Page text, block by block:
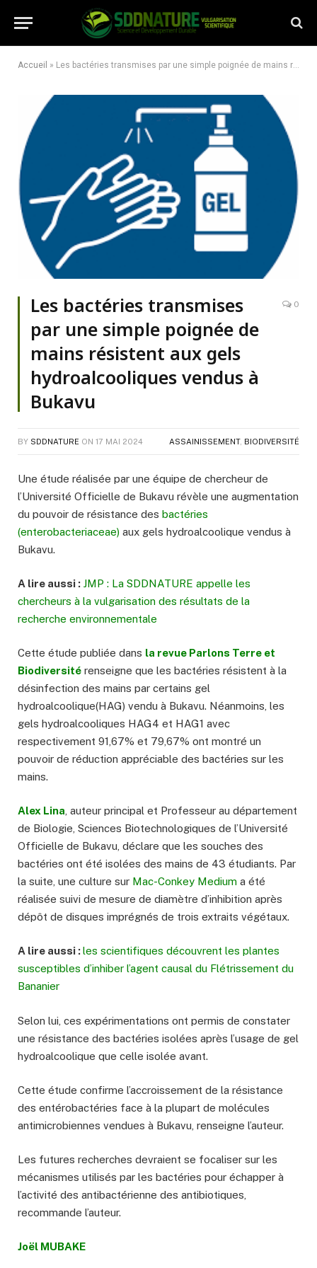
Accueil » Les bactéries transmises par une simple poignée de mains résistent aux gels hydroalcooliques vendus à Bukavu
Les bactéries transmises
par une simple poignée de
mains résistent aux gels
hydroalcooliques vendus à
Bukavu
0
BY SDDNATURE ON 17 MAI 2024 ASSAINISSEMENT, BIODIVERSITÉ
Une étude réalisée par une équipe de chercheur de
l’Université Officielle de Bukavu révèle une augmentation
du pouvoir de résistance des bactéries
(enterobacteriaceae) aux gels hydroalcoolique vendus à
Bukavu.
A lire aussi : JMP : La SDDNATURE appelle les
chercheurs à la vulgarisation des résultats de la
recherche environnementale
Cette étude publiée dans la revue Parlons Terre et
Biodiversité renseigne que les bactéries résistent à la
désinfection des mains par certains gel
hydroalcoolique(HAG) vendu à Bukavu. Néanmoins, les
gels hydroalcooliques HAG4 et HAG1 avec
respectivement 91,67% et 79,67% ont montré un
pouvoir de réduction appréciable des bactéries sur les
mains.
Alex Lina , auteur principal et Professeur au département
de Biologie, Sciences Biotechnologiques de l’Université
Officielle de Bukavu, déclare que les souches des
bactéries ont été isolées des mains de 43 étudiants. Par
la suite, une culture sur Mac-Conkey Medium a été
réalisée suivi de mesure de diamètre d’inhibition après
dépôt de disques imprégnés de trois extraits végétaux.
A lire aussi :les scientifiques découvrent les plantes
susceptibles d’inhiber l’agent causal du Flétrissement du
Bananier
Selon lui, ces expérimentations ont permis de constater
une résistance des bactéries isolées après l’usage de gel
hydroalcoolique que celle isolée avant.
Cette étude confirme l’accroissement de la résistance
des entérobactéries face à la plupart de molécules
antimicrobiennes vendues à Bukavu, renseigne l’auteur.
Les futures recherches devraient se focaliser sur les
mécanismes utilisés par les bactéries pour échapper à
l’activité des antibactérienne des antibiotiques,
recommande l’auteur.
Joël MUBAKE